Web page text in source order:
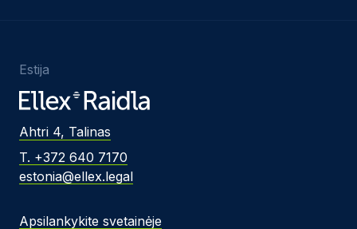
Estija
Ahtri 4, Talinas
T. +372 640 7170
estonia@ellex.legal
Apsilankykite svetainėje